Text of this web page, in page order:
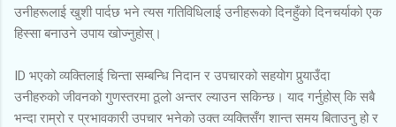
उनीहरूलाई खुशी पार्दछ भने त्यस गतिविधिलाई उनीहरूको दिनहुँको दिनचर्याको एक
हिस्सा बनाउने उपाय खोज्नुहोस्।
ID भएको व्यक्तिलाई चिन्ता सम्बन्धि निदान र उपचारको सहयोग पुर्‍याउँदा
उनीहरुको जीवनको गुणस्तरमा ठूलो अन्तर ल्याउन सकिन्छ। याद गर्नुहोस् कि सबै
भन्दा राम्रो र प्रभावकारी उपचार भनेको उक्त व्यक्तिसँग शान्त समय बिताउनु हो र